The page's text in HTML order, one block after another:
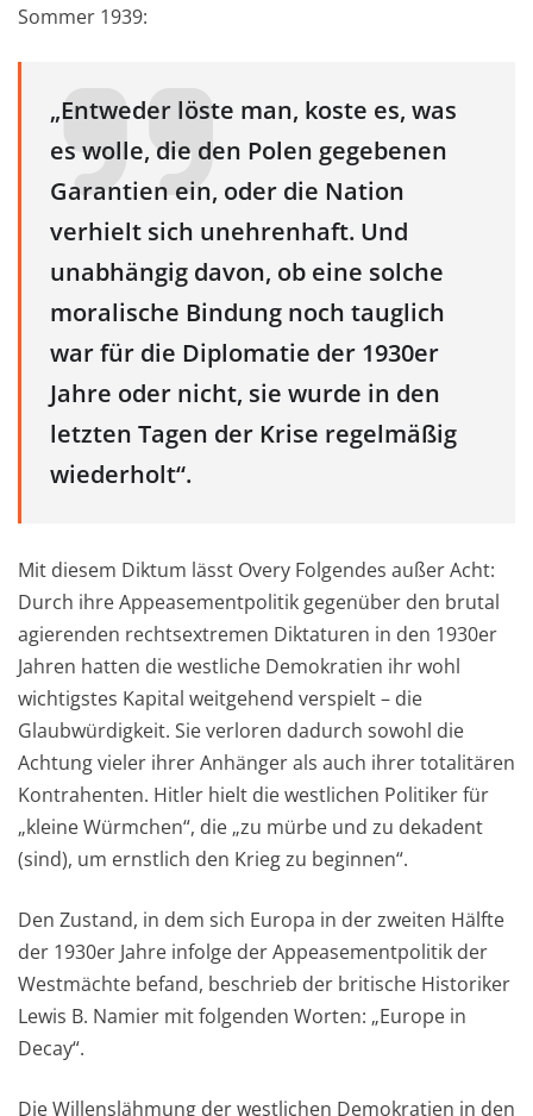
Sommer 1939:
„Entweder löste man, koste es, was
es wolle, die den Polen gegebenen
Garantien ein, oder die Nation
verhielt sich unehrenhaft. Und
unabhängig davon, ob eine solche
moralische Bindung noch tauglich
war für die Diplomatie der 1930er
Jahre oder nicht, sie wurde in den
letzten Tagen der Krise regelmäßig
wiederholt“.
Mit diesem Diktum lässt Overy Folgendes außer Acht:
Durch ihre Appeasementpolitik gegenüber den brutal
agierenden rechtsextremen Diktaturen in den 1930er
Jahren hatten die westliche Demokratien ihr wohl
wichtigstes Kapital weitgehend verspielt – die
Glaubwürdigkeit. Sie verloren dadurch sowohl die
Achtung vieler ihrer Anhänger als auch ihrer totalitären
Kontrahenten. Hitler hielt die westlichen Politiker für
„kleine Würmchen“, die „zu mürbe und zu dekadent
(sind), um ernstlich den Krieg zu beginnen“.
Den Zustand, in dem sich Europa in der zweiten Hälfte
der 1930er Jahre infolge der Appeasementpolitik der
Westmächte befand, beschrieb der britische Historiker
Lewis B. Namier mit folgenden Worten: „Europe in
Decay“.
Die Willenslähmung der westlichen Demokratien in den